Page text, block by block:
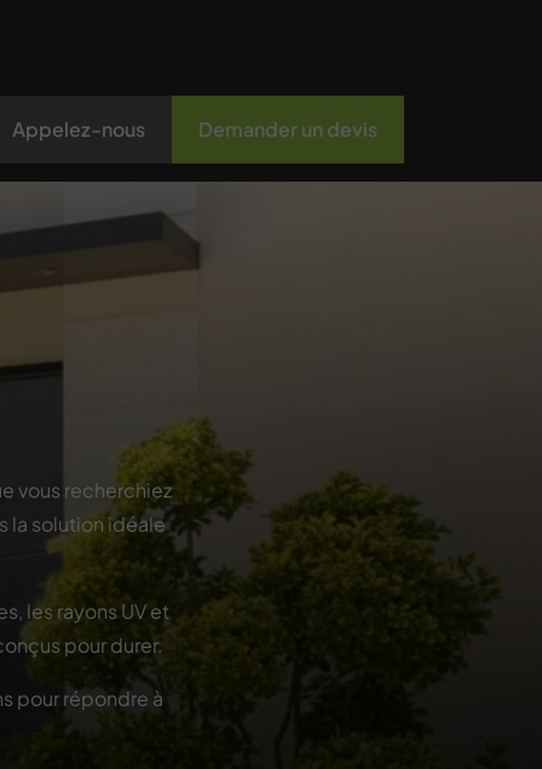
Appelez-nous Demander un devis
vous recherchiez
la solution idéale
les rayons UV et
pour durer.
pour répondre à